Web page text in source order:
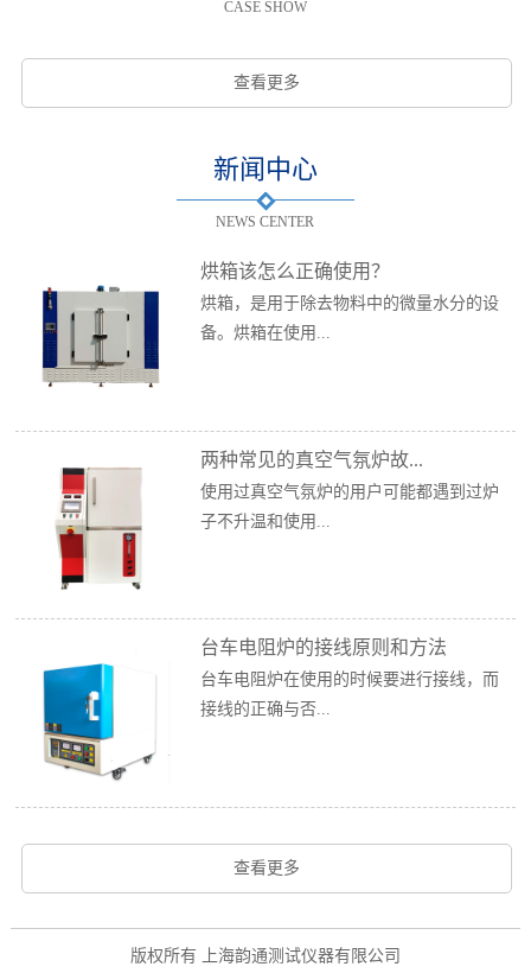
CASE SHOW
查看更多
新闻中心
NEWS CENTER
烘箱该怎么正确使用？
烘箱，是用于除去物料中的微量水分的设
备。烘箱在使用...
两种常见的真空气氛炉故...
使用过真空气氛炉的用户可能都遇到过炉
子不升温和使用...
台车电阻炉的接线原则和方法
台车电阻炉在使用的时候要进行接线，而
接线的正确与否...
查看更多
版权所有 上海韵通测试仪器有限公司